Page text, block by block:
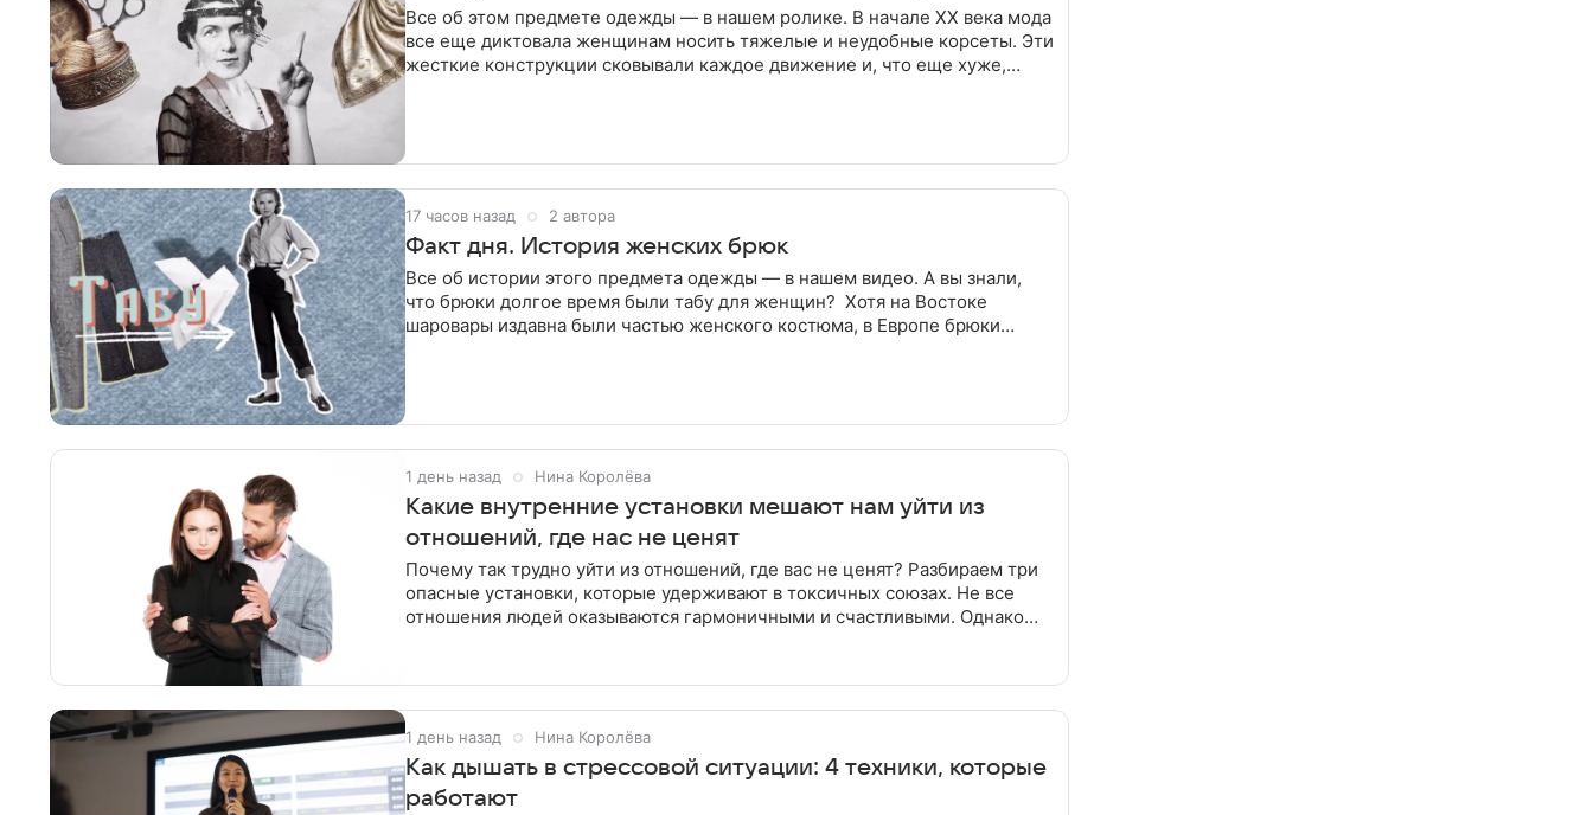
Все об этом предмете одежды — в нашем ролике. В начале XX века мода
все еще диктовала женщинам носить тяжелые и неудобные корсеты. Эти
жесткие конструкции сковывали каждое движение и, что еще хуже,
17 часов назад 2 автора
Факт дня. История женских брюк
Все об истории этого предмета одежды — в нашем видео. А вы знали,
что брюки долгое время были табу для женщин? Хотя на Востоке
шаровары издавна были частью женского костюма, в Европе брюки
1 день назад Нина Королёва
Какие внутренние установки мешают нам уйти из
отношений, где нас не ценят
Почему так трудно уйти из отношений, где вас не ценят? Разбираем три
опасные установки, которые удерживают в токсичных союзах. Не все
отношения людей оказываются гармоничными и счастливыми. Однако
1 день назад Нина Королёва
Как дышать в стрессовой ситуации: 4 техники, которые
работают